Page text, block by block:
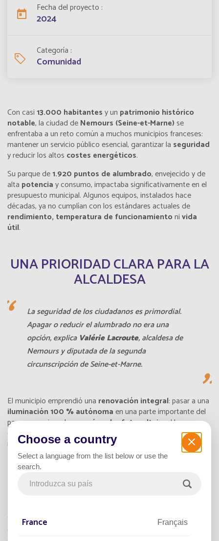
Fecha del proyecto
2024
Categoría
Comunidad
Con casi13.000 habitantesy un patrimonio histórico
notable, la ciudad deNemours (Seine-et-Marne) se
enfrentaba a un reto común a muchos municipios franceses:
mantener un servicio público esencial, garantizar la seguridad
y reducir los altos costes energéticos.
Su parque de1.920 puntos de alumbrado, envejecido y de
alta potenciay consumo, impactaba significativamente en el
presupuesto municipal. Algunos equipos, instalados hace
décadas, ya no cumplían con los estándares actuales de
rendimiento, temperatura de funcionamientonivida
útil.
UNA PRIORIDAD CLARA PARA LA
ALCALDESA
La seguridad de los ciudadanos es primordial.
Apagar o reducir el alumbrado no era una
opción, explica Valérie Lacroute, alcaldesa de
Nemours y diputada de la segunda
circunscripción de Seine-et-Marne.
El municipio emprendió una renovación integral: pasar a una
iluminación 100 % autónomaen una parte importante del
parque, gracias a laenergía solar fotovoltaica. Una
decisión estratégica para limitar los gastos municipales
mediante unasolución ecológica, útil y sostenible .
366 LUMINARIAS SOLARES PARA
TRANSFORMAR LA CIUDAD
Se instalaron
de la gama Smartligth
en varias zonas, proporcionando
uso luminoso eficiente
Choose a country
Select a language from the list below or use the
search.
France Français